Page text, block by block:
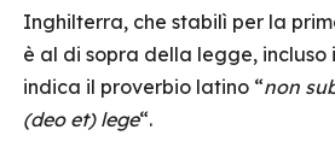
Inghilterra, che stabilì per la
è al di sopra della legge, incluso
indica il proverbio latino “non
(deo et) lege“.